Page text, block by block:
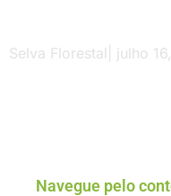
Selva Florestal julho
Navegue pelo